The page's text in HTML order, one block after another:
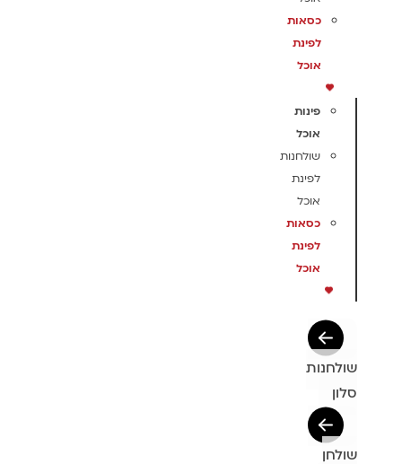
כסאות
לפינת
אוכל
פינות
אוכל
שולחנות
לפינת
אוכל
כסאות
לפינת
אוכל
שולחנות
סלון
שולחן